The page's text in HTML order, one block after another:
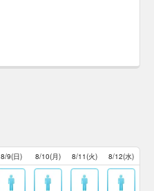
8/9(日) 8/10(月) 8/11(火) 8/12(水)